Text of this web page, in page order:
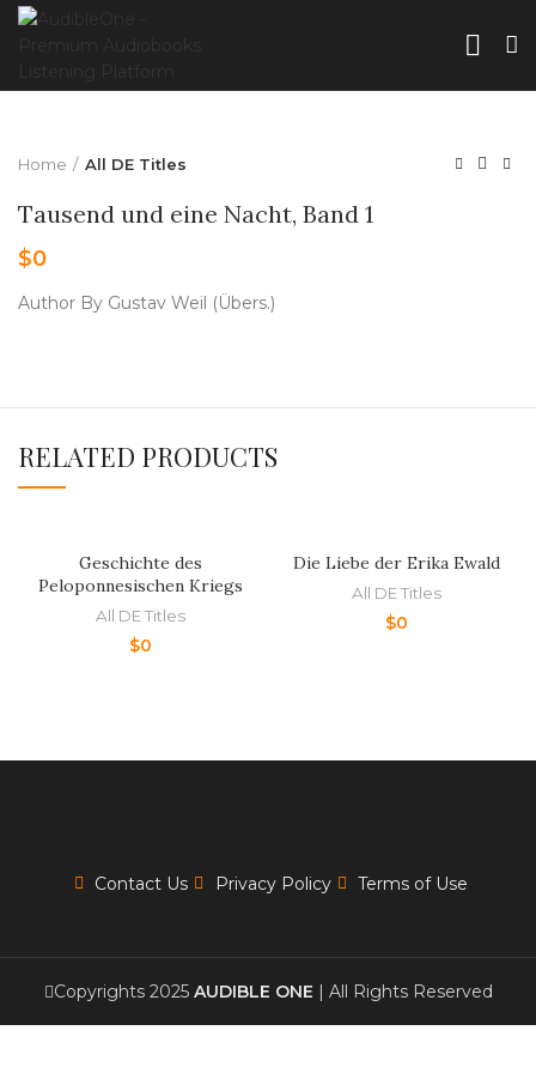
Home All DE Titles
Tausend und eine Nacht, Band 1
$0
Author By Gustav Weil (Übers.)
RELATED PRODUCTS
Geschichte des
Peloponnesischen Kriegs
All DE Titles
$0
Die Liebe der Erika Ewald
All DE Titles
$0
Contact Us Privacy Policy Terms of Use
Copyrights 2025 AUDIBLE ONE | All Rights Reserved